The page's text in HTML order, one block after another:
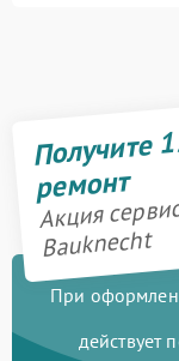
Получите
ремонт
Акция
Bauknecht
При
действует